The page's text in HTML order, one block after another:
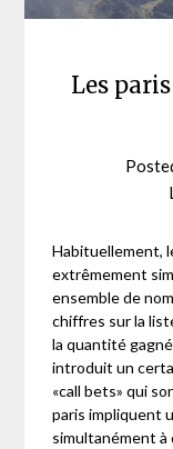
Les
Habituellement,
extrêmement
ensemble de
chiffres sur la
la quantité
introduit un
«call bets» qui
paris impliquent
simultanément